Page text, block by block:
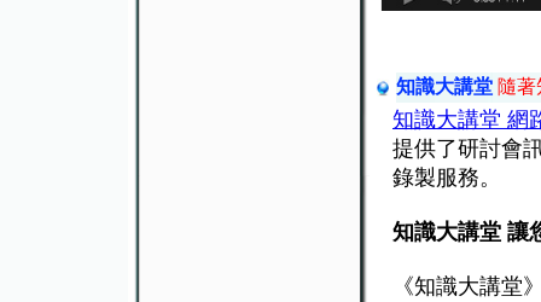
知識大講堂 隨著
知識大講堂 網
提供了研討會
錄製服務。
知識大講堂 讓
《知識大講堂